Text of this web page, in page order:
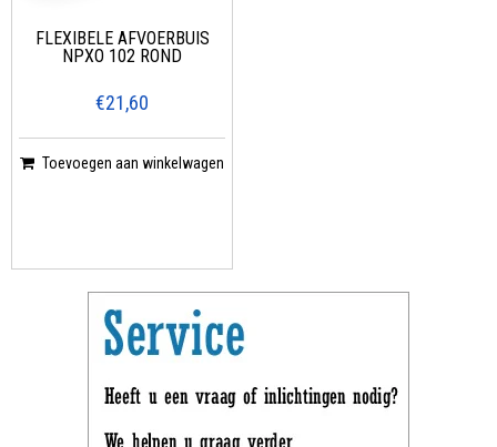
FLEXIBELE AFVOERBUIS
NPXO 102 ROND
€21,60
Toevoegen aan winkelwagen